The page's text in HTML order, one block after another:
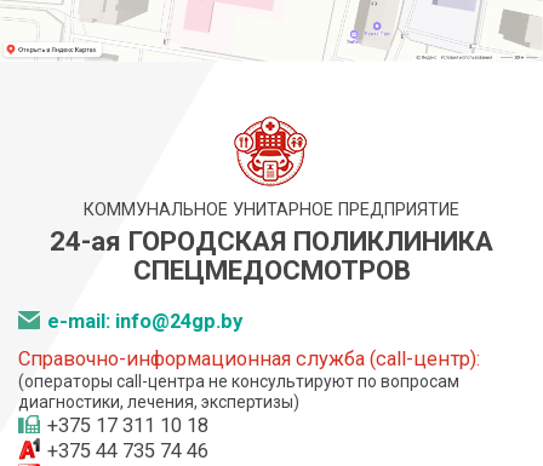
КОММУНАЛЬНОЕ УНИТАРНОЕ ПРЕДПРИЯТИЕ
24-ая ГОРОДСКАЯ ПОЛИКЛИНИКА
СПЕЦМЕДОСМОТРОВ
e-mail: info@24gp.by
Справочно-информационная служба (call-центр):
(операторы call-центра не консультируют по вопросам
диагностики, лечения, экспертизы)
+375 17 311 10 18
+375 44 735 74 46